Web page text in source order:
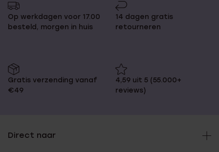
Op werkdagen voor 17.00
besteld, morgen in huis
14 dagen gratis
retourneren
Gratis verzending vanaf
€49
4,59 uit 5 (55.000+
reviews)
Direct naar